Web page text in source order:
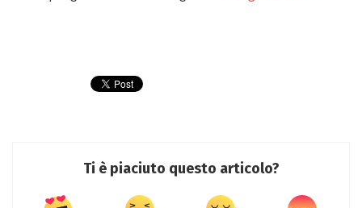
Ti è piaciuto questo articolo?